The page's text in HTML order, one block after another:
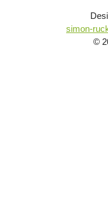
simon-
©